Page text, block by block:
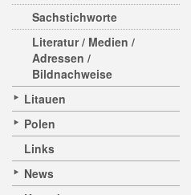
Sachstichworte
Literatur / Medien /
Adressen /
Bildnachweise
Litauen
Polen
Links
News